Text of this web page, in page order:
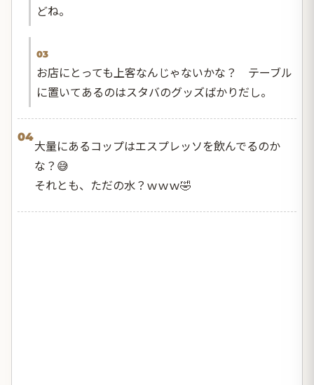
どね。
03
お店にとっても上客なんじゃないかな？ テーブル
に置いてあるのはスタバのグッズばかりだし。
04
大量にあるコップはエスプレッソを飲んでるのか
な？😅
それとも、ただの水？ｗｗｗ🤣